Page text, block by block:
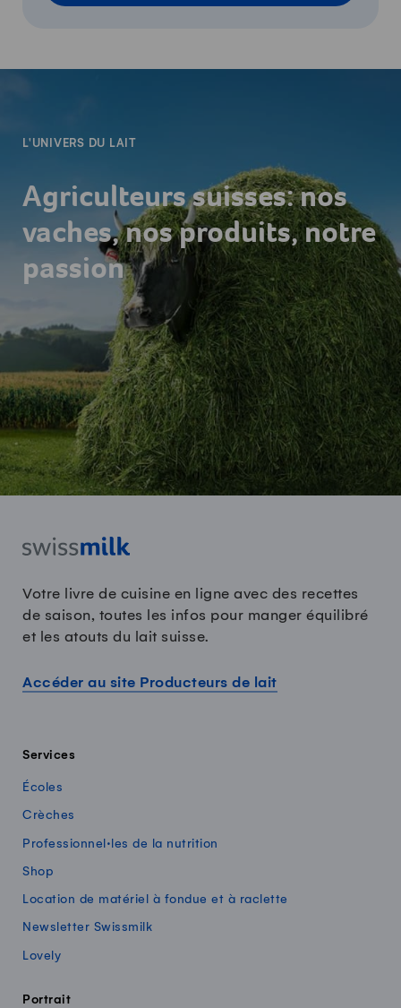
L'UNIVERS DU LAIT
Agriculteurs suisses: nos
vaches, nos produits, notre
passion
Votre livre de cuisine en ligne avec des recettes
de saison, toutes les infos pour manger équilibré
et les atouts du lait suisse.
Accéder au site Producteurs de lait
Services
Écoles
Crèches
Professionnel·les de la nutrition
Shop
Location de matériel à fondue et à raclette
Newsletter Swissmilk
Lovely
Portrait